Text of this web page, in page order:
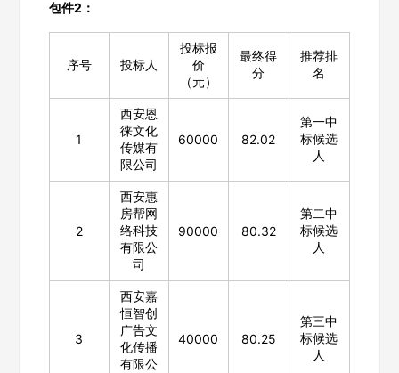
包件2：
序号 投标人
投标报
价
（元）
最终得
分
推荐排
名
1
西安恩
徕文化
传媒有
限公司
60000 82.02
第一中
标候选
人
2
西安惠
房帮网
络科技
有限公
司
90000 80.32
第二中
标候选
人
3
西安嘉
恒智创
广告文
化传播
有限公
40000 80.25
第三中
标候选
人